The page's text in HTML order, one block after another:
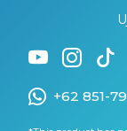
+62 851-